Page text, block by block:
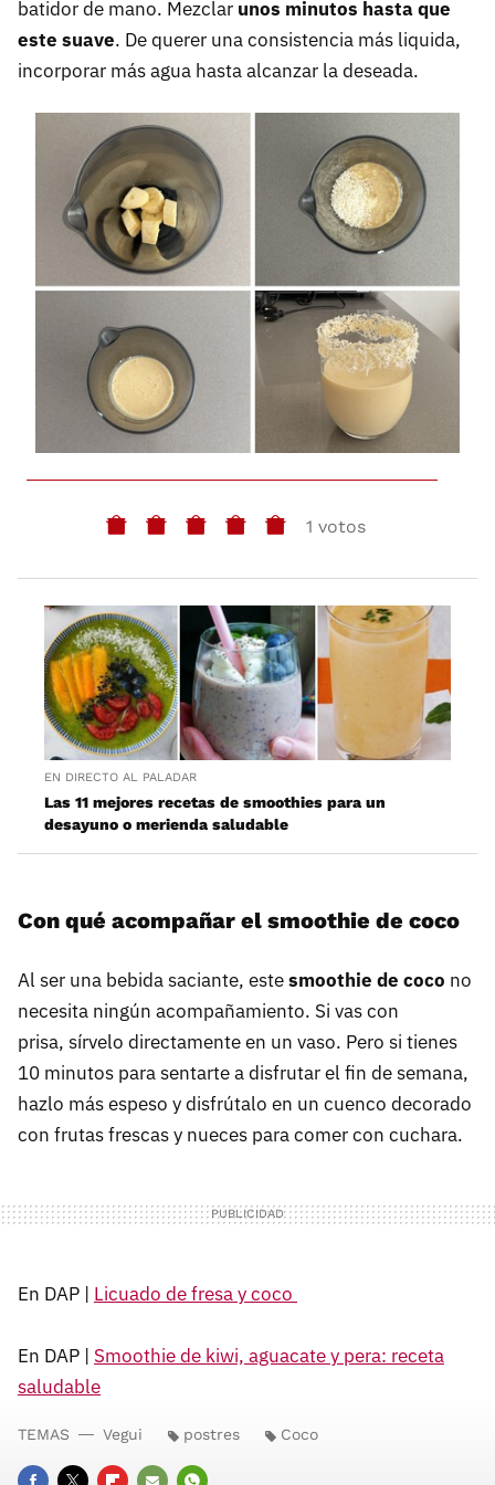
batidor de mano. Mezclar unos minutos hasta que
este suave. De querer una consistencia más liquida,
incorporar más agua hasta alcanzar la deseada.
1 votos
EN DIRECTO AL PALADAR
Las 11 mejores recetas de smoothies para un
desayuno o merienda saludable
Con qué acompañar el smoothie de coco
Al ser una bebida saciante, estesmoothie de coco no
necesita ningún acompañamiento. Si vas con
prisa, sírvelo directamente en un vaso. Pero si tienes
10 minutos para sentarte a disfrutar el fin de semana,
hazlo más espeso y disfrútalo en un cuenco decorado
con frutas frescas y nueces para comer con cuchara.
En DAP | Licuado de fresa y coco
En DAP | Smoothie de kiwi, aguacate y pera: receta
saludable
TEMAS Vegui postres Coco